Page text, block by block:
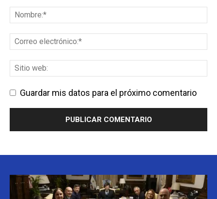
Guardar mis datos para el próximo comentario